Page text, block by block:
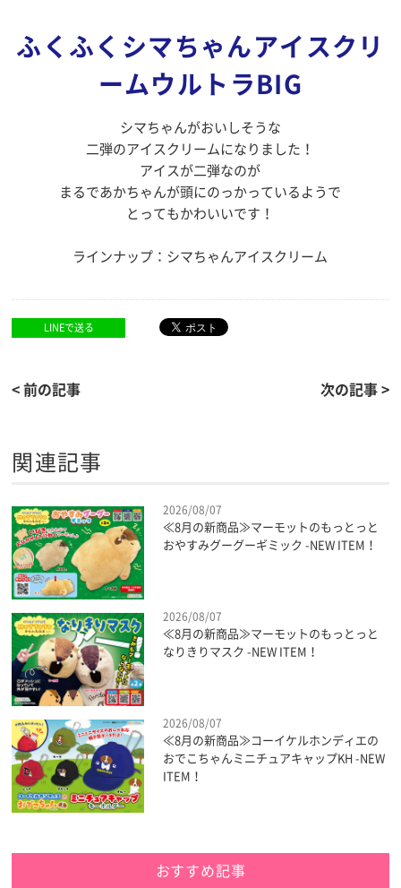
ふくふくシマちゃんアイスクリ
ームウルトラBIG
シマちゃんがおいしそうな
二弾のアイスクリームになりました！
アイスが二弾なのが
まるであかちゃんが頭にのっかっているようで
とってもかわいいです！
ラインナップ：シマちゃんアイスクリーム
LINEで送る
< 前の記事 次の記事 >
関連記事
2026/08/07
≪8月の新商品≫マーモットのもっとっと
おやすみグーグーギミック -NEW ITEM！
2026/08/07
≪8月の新商品≫マーモットのもっとっと
なりきりマスク -NEW ITEM！
2026/08/07
≪8月の新商品≫コーイケルホンディエの
おでこちゃんミニチュアキャップKH -NEW
ITEM！
おすすめ記事